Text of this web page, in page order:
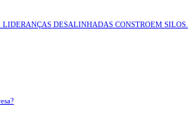
DESALINHADAS CONSTROEM SILOS.